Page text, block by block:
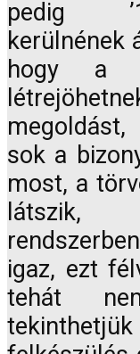
pedig
kerülnének
hogy a
sok a
most, a
látszik,
igaz, ezt
tehát